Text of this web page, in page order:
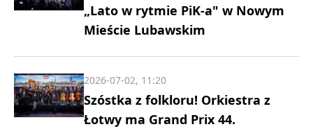
„Lato w rytmie PiK-a" w Nowym
Mieście Lubawskim
Szóstka z folkloru! Orkiestra z
Łotwy ma Grand Prix 44.
2026-07-02, 11:20